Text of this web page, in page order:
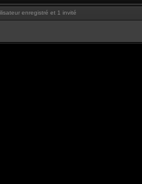
enregistré et 1 invité